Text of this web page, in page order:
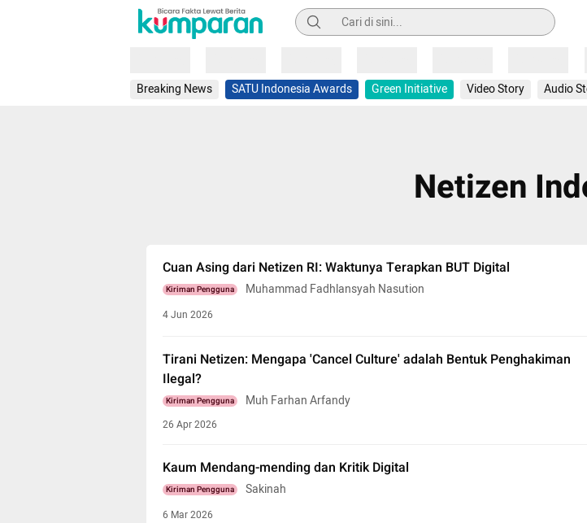
Pencarian
Breaking News SATU Indonesia Awards Green Initiative Video Story Audio
Netizen
Cuan Asing dari Netizen RI: Waktunya Terapkan BUT Digital
Kiriman Pengguna Muhammad Fadhlansyah Nasution
4 Jun 2026
Tirani Netizen: Mengapa 'Cancel Culture' adalah Bentuk Penghakiman
Ilegal?
Kiriman Pengguna Muh Farhan Arfandy
26 Apr 2026
Kaum Mendang-mending dan Kritik Digital
Kiriman Pengguna Sakinah
6 Mar 2026